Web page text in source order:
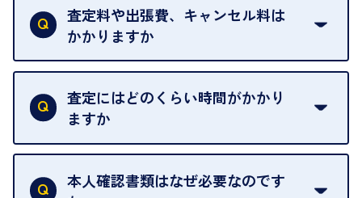
い。
お急ぎの場合はスタッフに一言お声がけください。
可能な限り、迅速に対応させていただきます。
は基本的に販売へと回されます。買い戻しはできま
せんので、ご了承ください。
グオフが可能です。
契約破棄という形で、お品物をお戻しすることがで
きます。
売却当日を含む8日間のうちに、お気軽にお申し出
出張買取のお品物は、8日間保管しております。
査定料や出張費、キャンセル料は
かかりますか
一切いただいておりません。査定金額にご納得いた
だけない場合は、その場でお断りいただいても問題
ございません。お気軽にご相談ください。
査定にはどのくらい時間がかかり
ますか
お品物の内容や点数によって異なりますが、店頭買
取の場合は1点あたり数分程度が目安です。大量の
本人確認書類はなぜ必要なのです